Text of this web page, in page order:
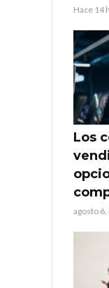
Hace 14
Los
agosto